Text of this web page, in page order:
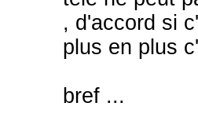
, d'accord si
plus en plus
bref ...